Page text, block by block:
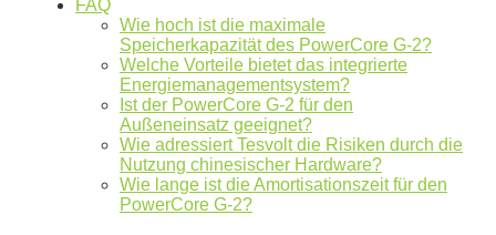
aktuellen Strompreis von0Euro
Photovoltaikanlage mit0kWp Leistung
Stromspeicher mit einer Kapazität von
ergibt ein Autarkiegrad von0 %
Detailliertere Berechnungen liefert unser
Wirtschaftlichkeitsrechner.
FAQ
Wie hoch ist die maximale
Speicherkapazität des PowerCore G-2?
Welche Vorteile bietet das integrierte
Energiemanagementsystem?
Ist der PowerCore G-2 für den
Außeneinsatz geeignet?
Wie adressiert Tesvolt die Risiken durch die
Nutzung chinesischer Hardware?
Wie lange ist die Amortisationszeit für den
PowerCore G-2?